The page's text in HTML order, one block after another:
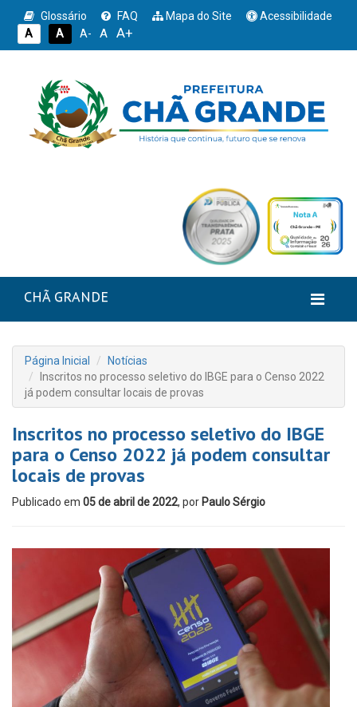
Glossário FAQ Mapa do Site
Acessibilidade
A
A A- A A+
CHÃ GRANDE
Página Inicial
Notícias
Inscritos no processo seletivo do IBGE para o Censo 2022
já podem consultar locais de provas
Inscritos no processo seletivo do IBGE
para o Censo 2022 já podem consultar
locais de provas
Publicado em 05 de abril de 2022, por Paulo Sérgio